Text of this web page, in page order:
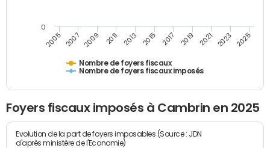
Nombre de foyers fiscaux
Nombre de foyers fiscaux imposés
2005 2007 2009 2011 2013 2015 2017 2019 2021 2023 2025
0
Foyers fiscaux imposés à Cambrin en 2025
Evolution de la part de foyers imposables (Source : JDN
d'après ministère de l'Economie)